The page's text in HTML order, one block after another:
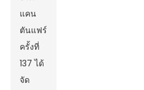
แคน
ตันแฟร์
ครั้งที่
137 ได้
จัด